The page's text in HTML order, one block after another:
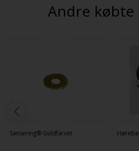
Andre købte
Sansering® Guldfarvet